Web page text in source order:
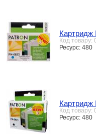
Картридж
Код товару:
Ресурс: 480
Картридж
Код товару:
Ресурс: 480